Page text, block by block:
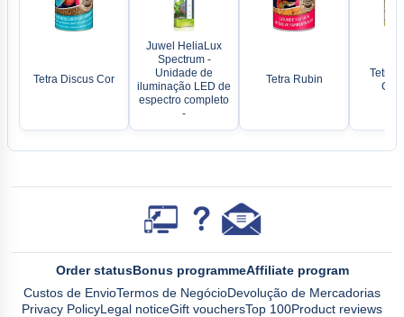
Tetra Discus Cor
Juwel HeliaLux
Spectrum -
Unidade de
iluminação LED de
espectro completo
-
Tetra Rubin
Order statusBonus programmeAffiliate program
Custos de EnvioTermos de NegócioDevolução de Mercadorias
Privacy PolicyLegal noticeGift vouchersTop 100Product reviews